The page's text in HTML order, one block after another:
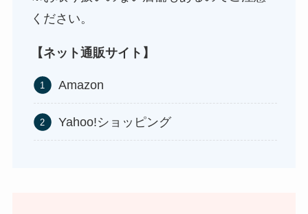
アサイーの冷凍はどこに売ってる？コストコや業
務スーパーで買える！
ください。
【ネット通販サイト】
Amazon
Yahoo!ショッピング